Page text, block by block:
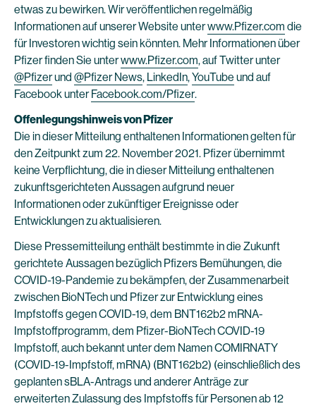
etwas zu bewirken. Wir veröffentlichen regelmäßig
Informationen auf unserer Website unterwww.Pfizer.com die
für Investoren wichtig sein könnten. Mehr Informationen über
Pfizer finden Sie unterwww.Pfizer.com, auf Twitter unter
@Pfizerund @Pfizer News, LinkedIn,YouTube und auf
Facebook unterFacebook.com/Pfizer.
Offenlegungshinweis von Pfizer
Die in dieser Mitteilung enthaltenen Informationen gelten für
den Zeitpunkt zum 22. November 2021. Pfizer übernimmt
keine Verpflichtung, die in dieser Mitteilung enthaltenen
zukunftsgerichteten Aussagen aufgrund neuer
Informationen oder zukünftiger Ereignisse oder
Entwicklungen zu aktualisieren.
Diese Pressemitteilung enthält bestimmte in die Zukunft
gerichtete Aussagen bezüglich Pfizers Bemühungen, die
COVID-19-Pandemie zu bekämpfen, der Zusammenarbeit
zwischen BioNTech und Pfizer zur Entwicklung eines
Impfstoffs gegen COVID-19, dem BNT162b2 mRNA-
Impfstoffprogramm, dem Pfizer-BioNTech COVID-19
Impfstoff, auch bekannt unter dem Namen COMIRNATY
(COVID-19-Impfstoff, mRNA) (BNT162b2) (einschließlich des
geplanten sBLA-Antrags und anderer Anträge zur
erweiterten Zulassung des Impfstoffs für Personen ab 12